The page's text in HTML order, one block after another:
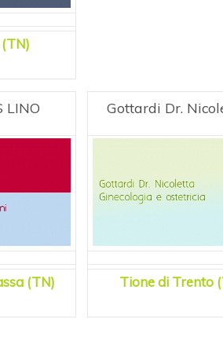
LINO
(TN)
Gottardi Dr.
Tione di Trento